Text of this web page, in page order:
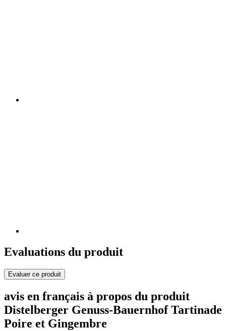
Evaluations du produit
Evaluer ce produit
avis en français à propos du produit
Distelberger Genuss-Bauernhof Tartinade
Poire et Gingembre